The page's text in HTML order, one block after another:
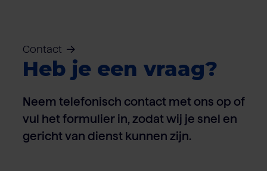
Contact
Heb je een vraag?
Neem telefonisch contact met ons op of
vul het formulier in, zodat wij je snel en
gericht van dienst kunnen zijn.